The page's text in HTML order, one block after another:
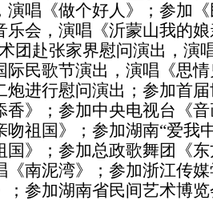
演唱《做个好人》；参加
乐会，演唱《沂蒙山我的
团赴张家界慰问演出，演
际民歌节演出，演唱《思
炮进行慰问演出；参加首
香》；参加中央电视台《
吻祖国》；参加湖南“爱我
国》；参加总政歌舞团《
《南泥湾》；参加浙江传
；参加湖南省民间艺术博